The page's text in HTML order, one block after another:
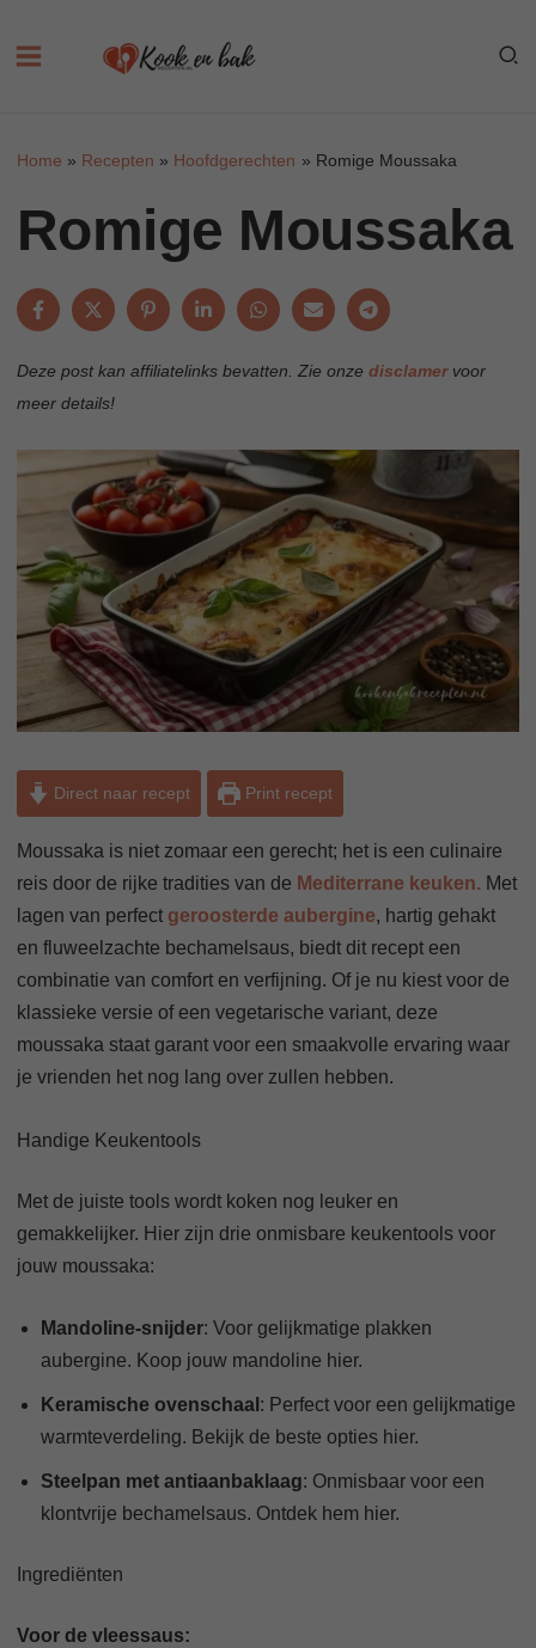
Home Recepten Hoofdgerechten Romige Moussaka
Romige Moussaka
Deze post kan affiliatelinks bevatten. Zie onze disclamervoor
meer details!
Direct naar recept Print recept
Moussaka is niet zomaar een gerecht; het is een culinaire
reis door de rijke tradities van de Mediterrane keuken. Met
lagen van perfect geroosterde aubergine, hartig gehakt
en fluweelzachte bechamelsaus, biedt dit recept een
combinatie van comfort en verfijning. Of je nu kiest voor de
klassieke versie of een vegetarische variant, deze
moussaka staat garant voor een smaakvolle ervaring waar
je vrienden het nog lang over zullen hebben.
Handige Keukentools
Met de juiste tools wordt koken nog leuker en
gemakkelijker. Hier zijn drie onmisbare keukentools voor
jouw moussaka:
Mandoline-snijder: Voor gelijkmatige plakken
aubergine. Koop jouw mandoline hier.
Keramische ovenschaal : Perfect voor een gelijkmatige
warmteverdeling. Bekijk de beste opties hier.
Steelpan met antiaanbaklaag: Onmisbaar voor een
klontvrije bechamelsaus. Ontdek hem hier.
Ingrediënten
Voor de vleessaus: